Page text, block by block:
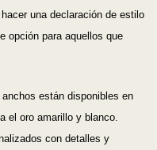
una declaración de estilo
opción para aquellos que
están disponibles en
el oro amarillo y blanco.
con detalles y